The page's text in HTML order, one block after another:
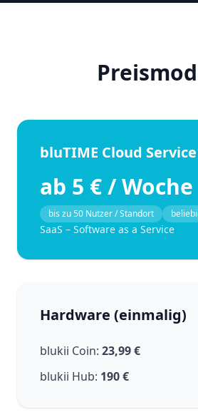
bluTIME Cloud Service
ab 5 € / Woche
bis zu 50 Nutzer / Standort
SaaS – Software as a Service
Hardware (einmalig)
blukii Coin: 23,99 €
blukii Hub: 190 €